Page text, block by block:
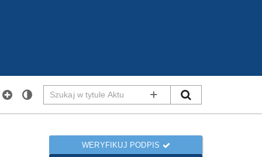
Szukaj
tytule
WYSZUKIWANIE
WERYFIKUJ PODPIS